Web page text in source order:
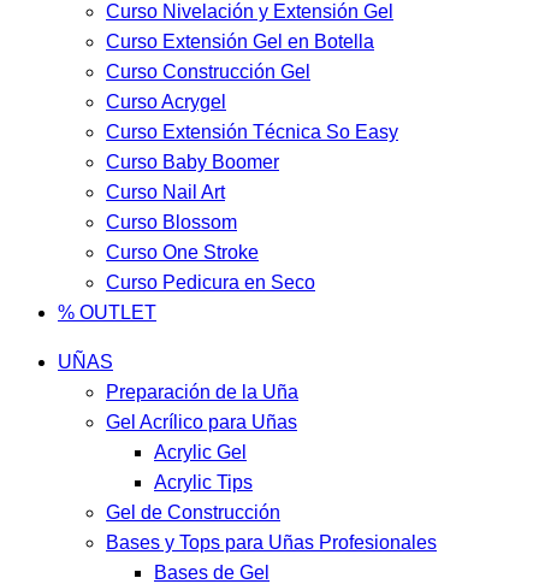
Curso Nivelación y Extensión Gel
Curso Extensión Gel en Botella
Curso Construcción Gel
Curso Acrygel
Curso Extensión Técnica So Easy
Curso Baby Boomer
Curso Nail Art
Curso Blossom
Curso One Stroke
Curso Pedicura en Seco
% OUTLET
UÑAS
Preparación de la Uña
Gel Acrílico para Uñas
Acrylic Gel
Acrylic Tips
Gel de Construcción
Bases y Tops para Uñas Profesionales
Bases de Gel